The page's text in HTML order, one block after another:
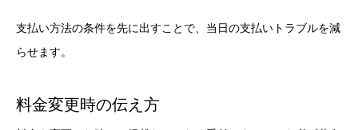
支払い方法の条件を先に出すことで、当日の支払いトラブルを減
らせます。
料金変更時の伝え方